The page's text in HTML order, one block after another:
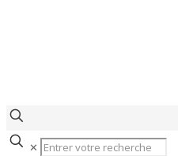
✕